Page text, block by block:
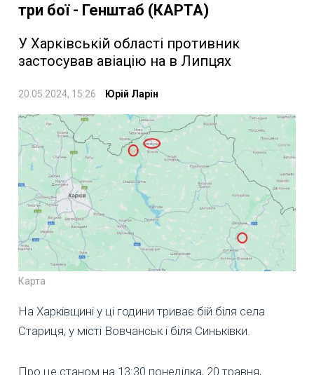
три бої - Генштаб (КАРТА)
У Харківській області противник
застосував авіацію на в Липцях
20.05.2024, 15:26 Юрій Ларін
Карта
На Харківщині у ці години триває бій біля села
Стариця, у місті Вовчанськ і біля Синьківки.
Про це станом на 13:30 понеділка, 20 травня,